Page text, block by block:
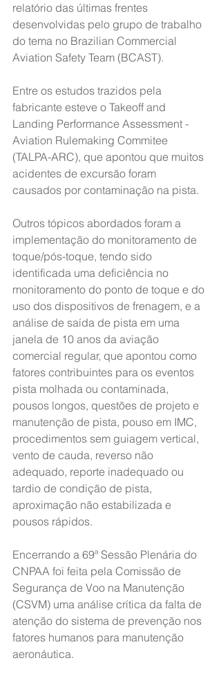
relatório das últimas frentes
desenvolvidas pelo grupo de trabalho
do tema no Brazilian Commercial
Aviation Safety Team (BCAST).
Entre os estudos trazidos pela
fabricante esteve o Takeoff and
Landing Performance Assessment -
Aviation Rulemaking Commitee
(TALPA-ARC), que apontou que muitos
acidentes de excursão foram
causados por contaminação na pista.
Outros tópicos abordados foram a
implementação do monitoramento de
toque/pós-toque, tendo sido
identificada uma deficiência no
monitoramento do ponto de toque e do
uso dos dispositivos de frenagem, e a
análise de saída de pista em uma
janela de 10 anos da aviação
comercial regular, que apontou como
fatores contribuintes para os eventos
pista molhada ou contaminada,
pousos longos, questões de projeto e
manutenção de pista, pouso em IMC,
procedimentos sem guiagem vertical,
vento de cauda, reverso não
adequado, reporte inadequado ou
tardio de condição de pista,
aproximação não estabilizada e
pousos rápidos.
Encerrando a 69ª Sessão Plenária do
CNPAA foi feita pela Comissão de
Segurança de Voo na Manutenção
(CSVM) uma análise crítica da falta de
atenção do sistema de prevenção nos
fatores humanos para manutenção
aeronáutica.